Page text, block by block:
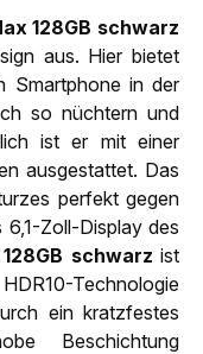
128GB schwarz
aus. Hier bietet
Smartphone in der
so nüchtern und
ist er mit einer
ausgestattet. Das
perfekt gegen
Zoll-Display des
schwarz ist
Technologie
ein kratzfestes
Beschichtung